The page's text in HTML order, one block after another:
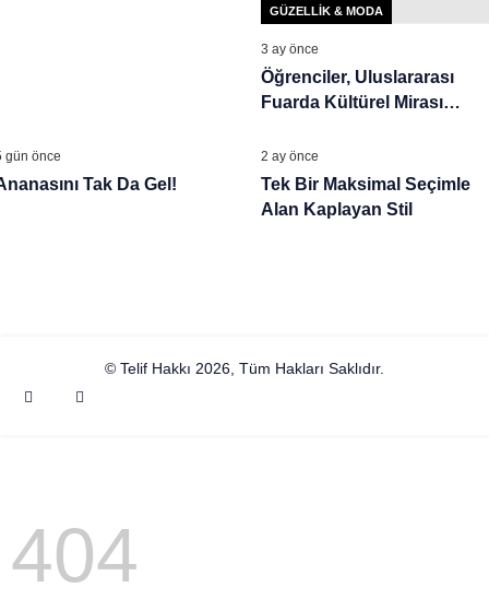
GÜZELLIK & MODA
3 ay önce
Öğrenciler, Uluslararası
Fuarda Kültürel Mirası
gün önce
Tak Da Gel!
2 ay önce
Tek Bir Maksimal Seçimle
Alan Kaplayan Stil
© Telif Hakkı 2026, Tüm Hakları Saklıdır.
404